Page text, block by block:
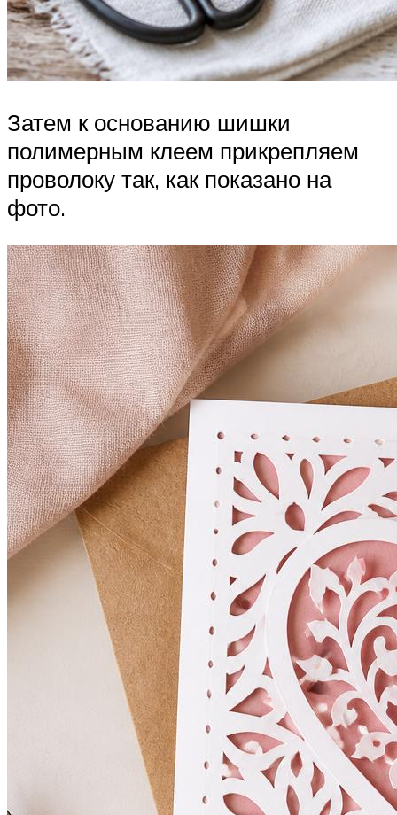
Затем к основанию шишки
полимерным клеем прикрепляем
проволоку так, как показано на
фото.